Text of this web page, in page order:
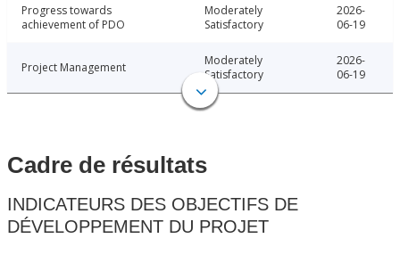
Progress towards
achievement of PDO
Moderately
Satisfactory
2026-
06-19
Project Management
Moderately
Satisfactory
2026-
06-19
Cadre de résultats
INDICATEURS DES OBJECTIFS DE
DÉVELOPPEMENT DU PROJET